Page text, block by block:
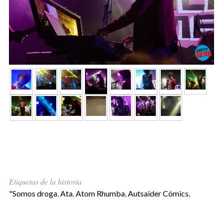
Etiquetas de la historia
"Somos droga,Ata,Atom Rhumba,Autsaider Cómics,